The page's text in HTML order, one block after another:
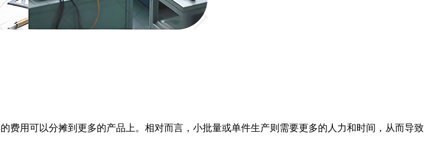
用可以分摊到更多的产品上。相对而言，小批量或单件生产则需要更多的人力和时间，从而导致